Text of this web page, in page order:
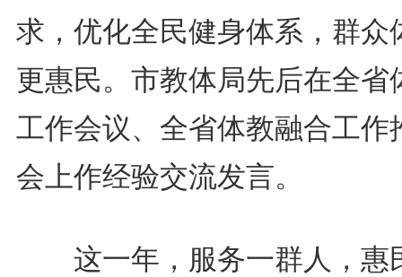
求，优化全民健身体系，群众
更惠民。市教体局先后在全省
工作会议、全省体教融合工作
会上作经验交流发言。
这一年，服务一群人，惠